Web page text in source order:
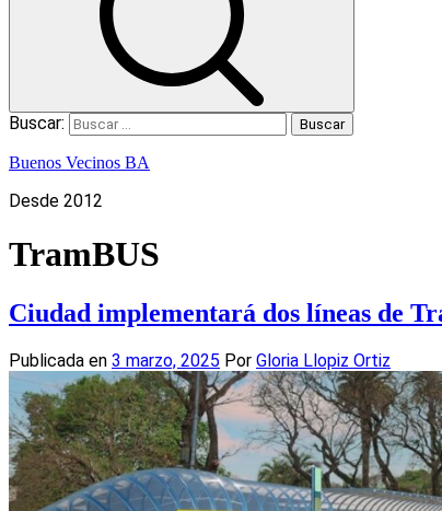
Buscar:
Buenos Vecinos BA
Desde 2012
TramBUS
Ciudad implementará dos líneas de
Publicada en 3 marzo, 2025 Por Gloria Llopiz Ortiz